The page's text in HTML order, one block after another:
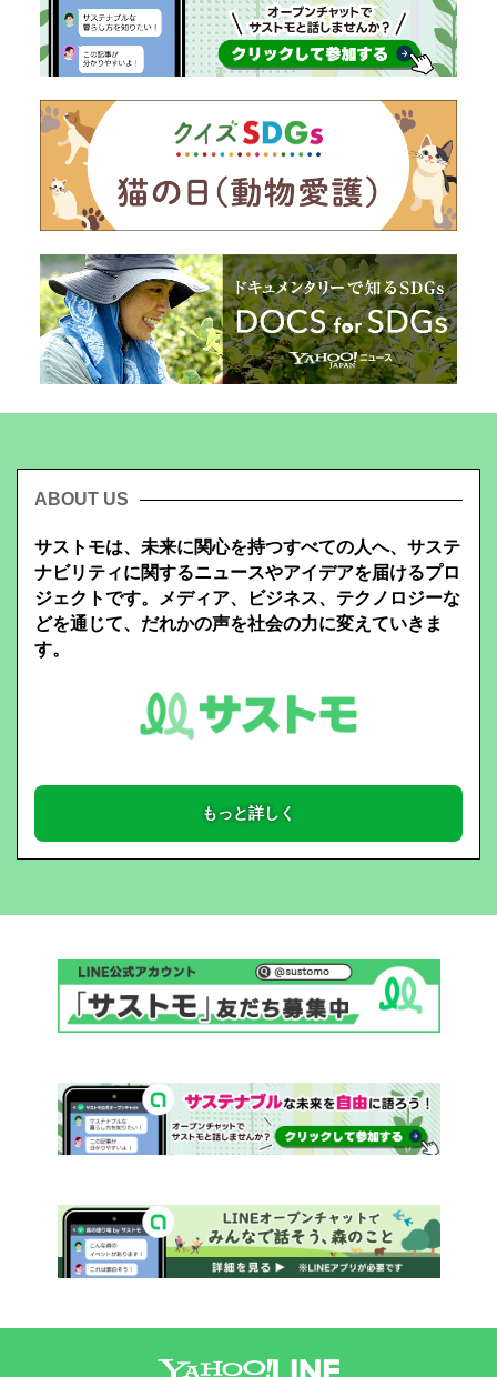
ABOUT US
サストモは、未来に関心を持つすべての人へ、サステ
ナビリティに関するニュースやアイデアを届けるプロ
ジェクトです。メディア、ビジネス、テクノロジーな
どを通じて、だれかの声を社会の力に変えていきま
す。
もっと詳しく